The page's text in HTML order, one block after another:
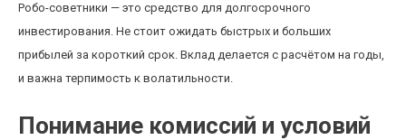
Робо-советники — это средство для долгосрочного
инвестирования. Не стоит ожидать быстрых и больших
прибылей за короткий срок. Вклад делается с расчётом на годы,
и важна терпимость к волатильности.
Понимание комиссий и условий